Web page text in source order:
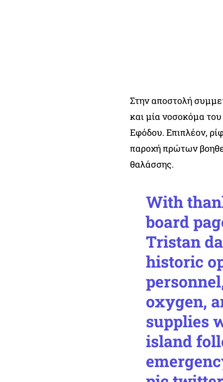
Στην αποστολή
και μία νοσοκόμα
Εφόδου. Επιπλέον,
παροχή πρώτων
θαλάσσης.
With
board
Tristan
historic
oxygen,
supplies
island